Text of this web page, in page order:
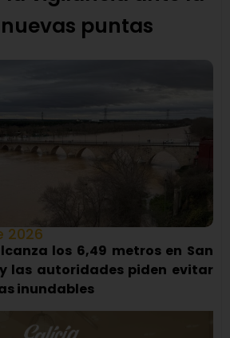
puntas
2026
los 6,49 metros en San
las autoridades piden evitar
inundables